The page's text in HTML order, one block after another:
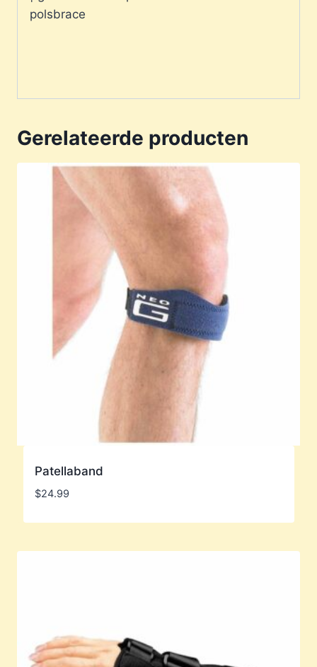
polsbrace
Gerelateerde producten
Patellaband
$24.99